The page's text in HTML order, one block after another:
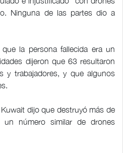
Ninguna de las partes dio a
la persona fallecida era un
dijeron que 63 resultaron
y trabajadores, y que algunos
dijo que destruyó más de
número similar de drones